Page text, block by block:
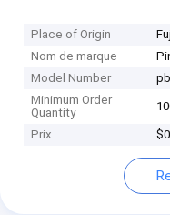
Place of Origin
Nom de marque
Model Number
Minimum Order
Quantity
Prix